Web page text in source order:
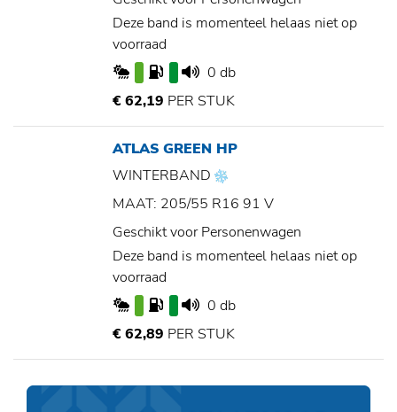
Deze band is momenteel helaas niet op
voorraad
0 db
€ 62,19 PER STUK
ATLAS GREEN HP
WINTERBAND
MAAT: 205/55 R16 91 V
Geschikt voor Personenwagen
Deze band is momenteel helaas niet op
voorraad
0 db
€ 62,89 PER STUK